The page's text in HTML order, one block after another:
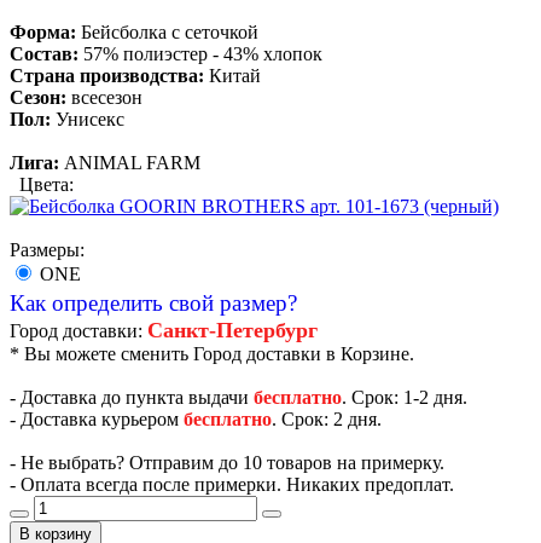
Форма: Бейсболка с сеточкой
Состав: 57% полиэстер - 43% хлопок
Страна производства: Китай
Сезон: всесезон
Пол: Унисекс
Лига: ANIMAL FARM
Цвета:
Размеры:
ONE
Как определить свой размер?
Город доставки: Санкт-Петербург
* Вы можете сменить Город доставки в Корзине.
- Доставка до пункта выдачи бесплатно. Срок: 1-2 дня.
- Доставка курьером бесплатно. Срок: 2 дня.
- Не выбрать? Отправим до 10 товаров на примерку.
- Оплата всегда после примерки. Никаких предоплат.
В корзину